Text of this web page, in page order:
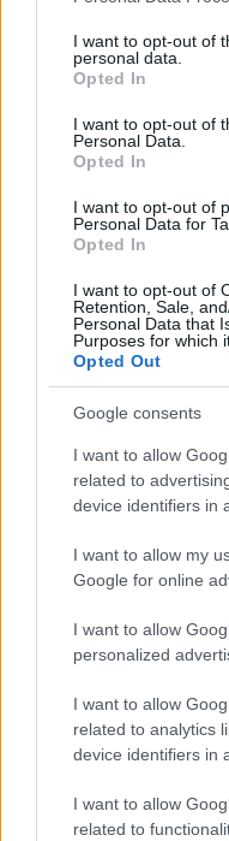
not limited to your visit
grant or deny consent
use your data for below
consent section.
I want to opt-out of
personal data.
Opted In
I want to opt-out of
Personal Data.
Opted In
I want to opt-out of
Personal Data for
Opted In
I want to opt-out of
Retention, Sale,
Personal Data that
Purposes for which
Opted Out
Google consents
I want to allow
related to
device identifiers in
I want to allow my
Google for online
I want to allow
personalized
I want to allow
related to analytics
device identifiers in
I want to allow
related to
Warzone:
üreg
The
Szólj hozzá!
A hozzászóláshoz be